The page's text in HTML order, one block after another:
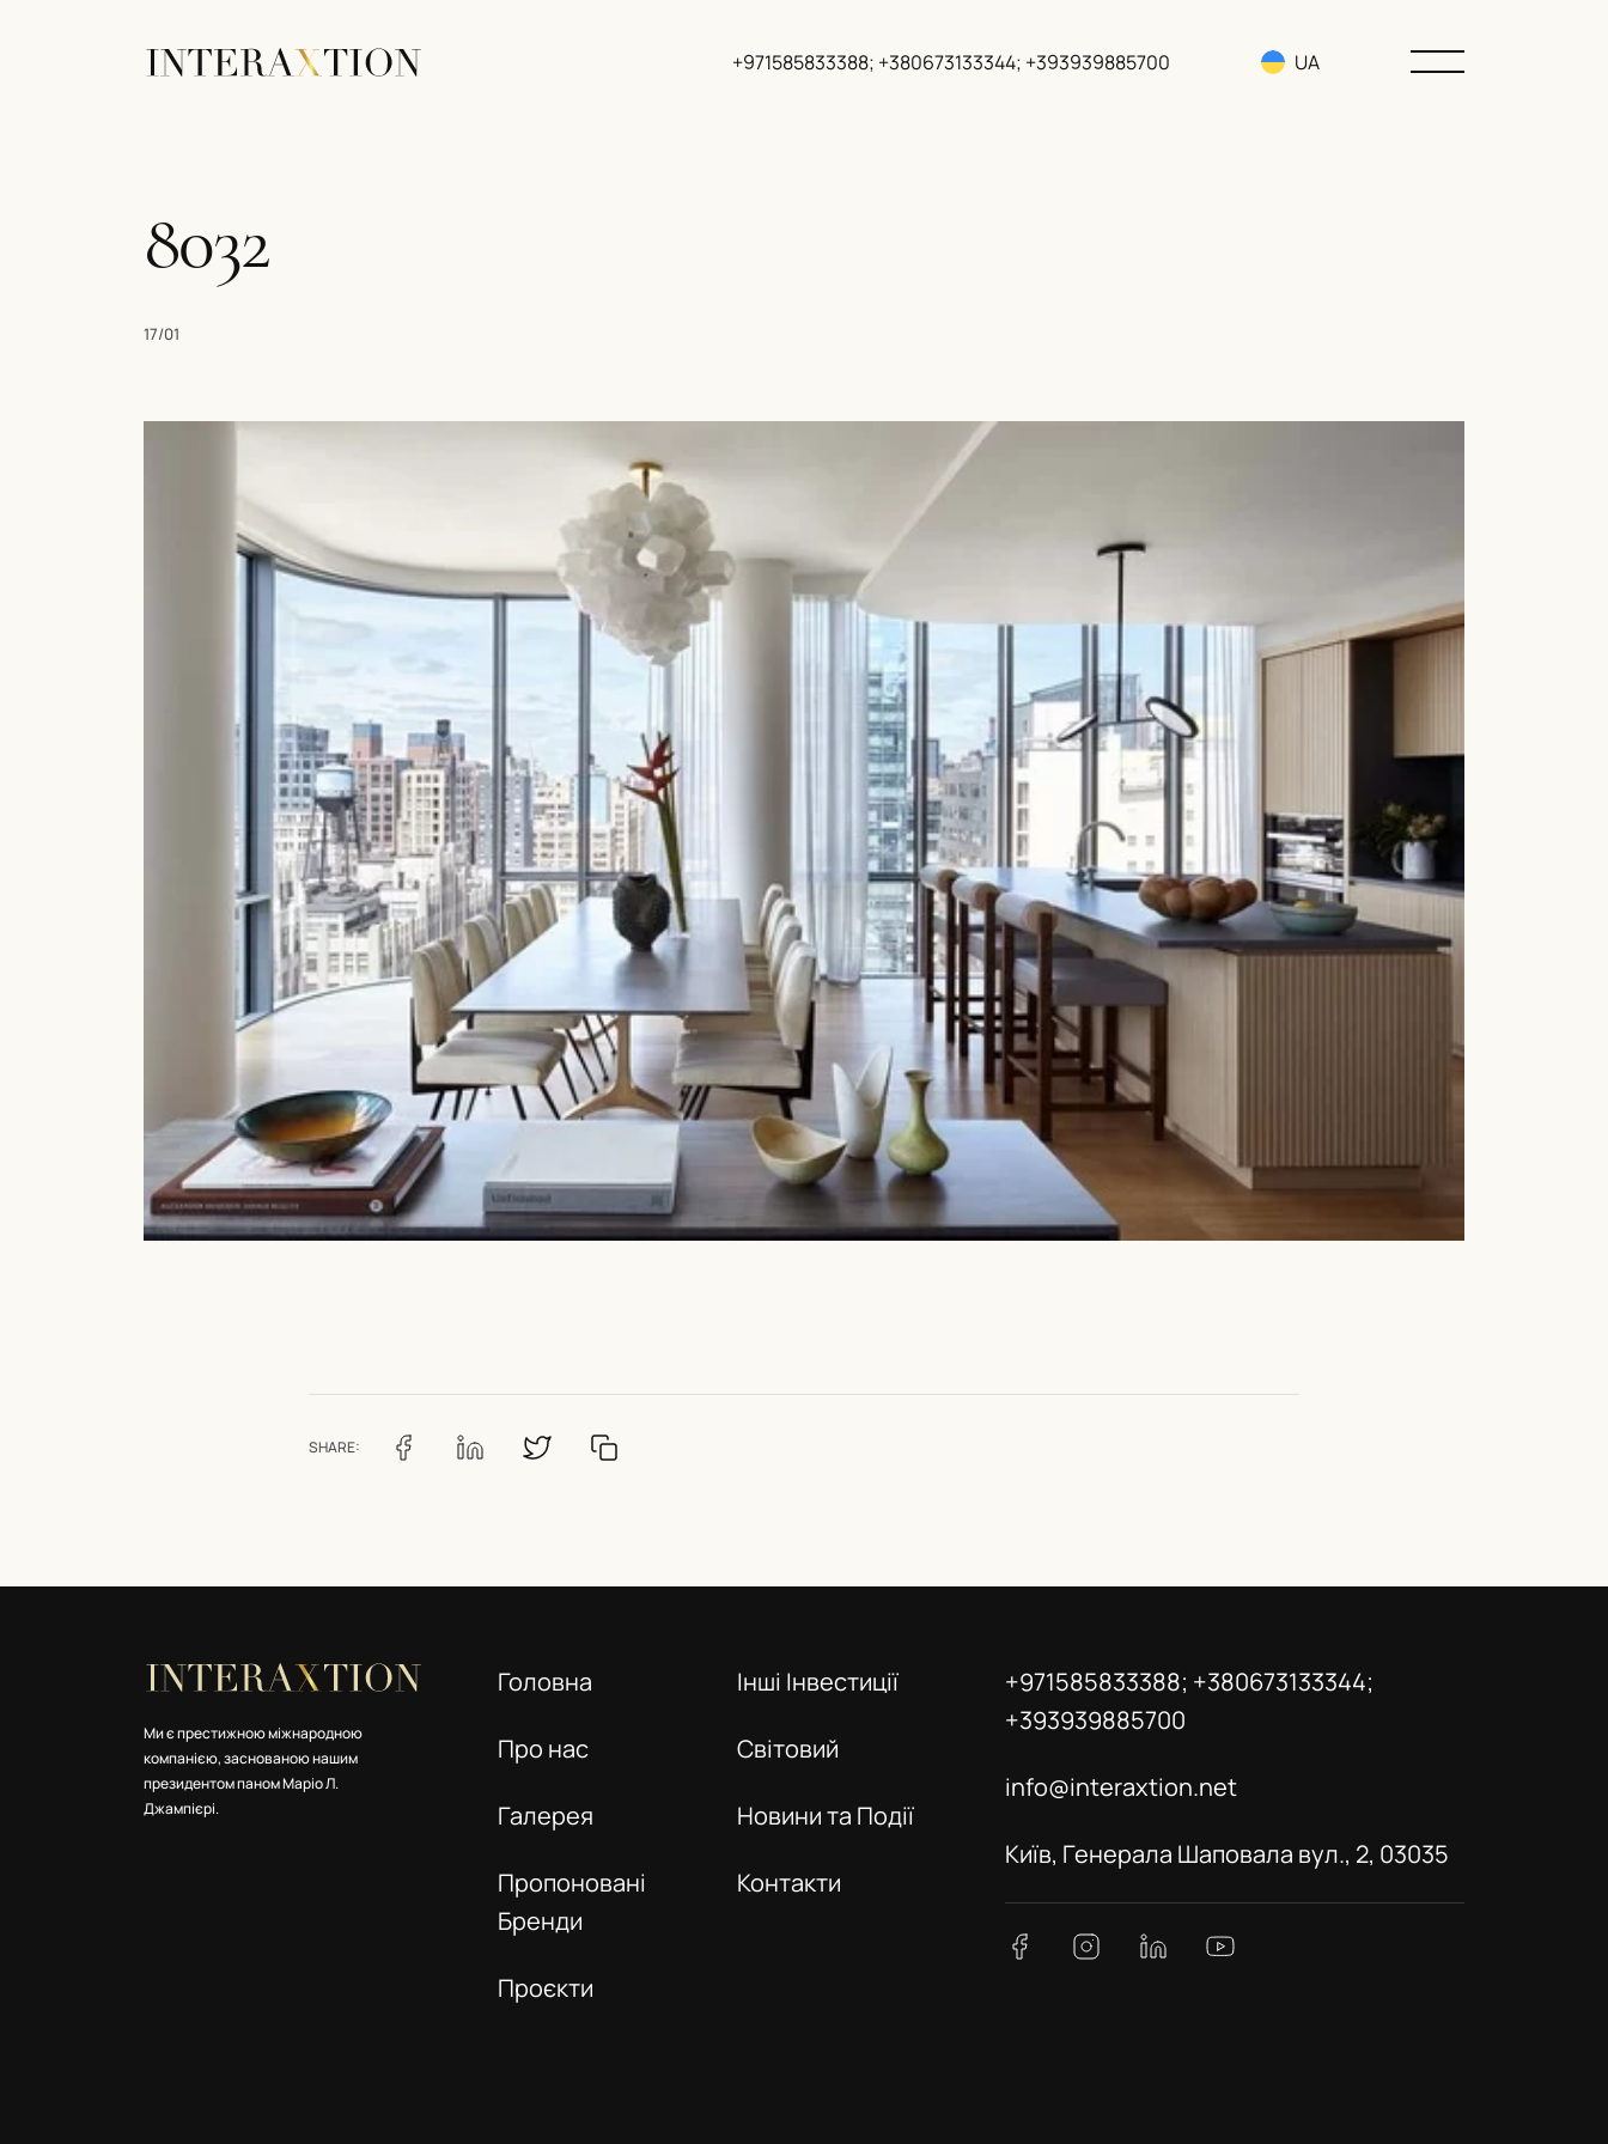
+971585833388; +380673133344; +393939885700
UA
8032
17/01
SHARE:
Ми є престижною міжнародною
компанією, заснованою нашим
президентом паном Маріо Л.
Джампієрі.
Головна
Про нас
Галерея
Пропоновані
Бренди
Проєкти
Інші Інвестиції
Світовий
Новини та Події
Контакти
+971585833388; +380673133344;
+393939885700
info@interaxtion.net
Київ, Генерала Шаповала вул., 2, 03035